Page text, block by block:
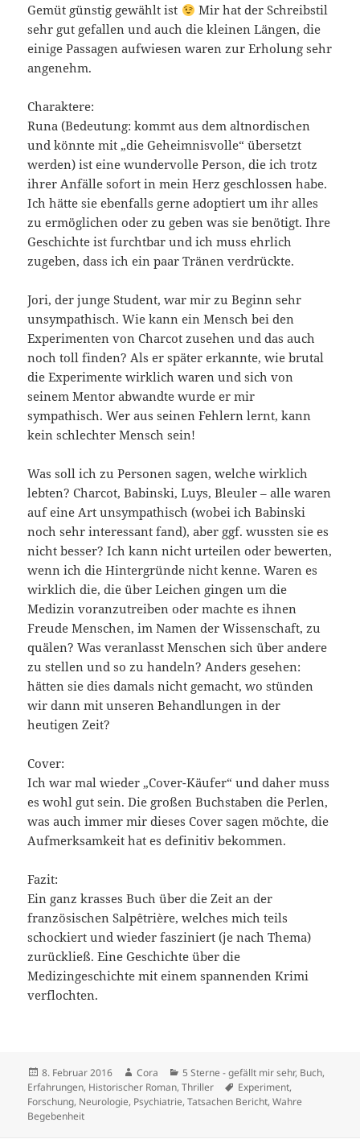
Gemüt günstig gewählt ist
Mir hat der Schreibstil
sehr gut gefallen und auch die kleinen Längen, die
einige Passagen aufwiesen waren zur Erholung sehr
angenehm.
Charaktere:
Runa (Bedeutung: kommt aus dem altnordischen
und könnte mit „die Geheimnisvolle“ übersetzt
werden) ist eine wundervolle Person, die ich trotz
ihrer Anfälle sofort in mein Herz geschlossen habe.
Ich hätte sie ebenfalls gerne adoptiert um ihr alles
zu ermöglichen oder zu geben was sie benötigt. Ihre
Geschichte ist furchtbar und ich muss ehrlich
zugeben, dass ich ein paar Tränen verdrückte.
Jori, der junge Student, war mir zu Beginn sehr
unsympathisch. Wie kann ein Mensch bei den
Experimenten von Charcot zusehen und das auch
noch toll finden? Als er später erkannte, wie brutal
die Experimente wirklich waren und sich von
seinem Mentor abwandte wurde er mir
sympathisch. Wer aus seinen Fehlern lernt, kann
kein schlechter Mensch sein!
Was soll ich zu Personen sagen, welche wirklich
lebten? Charcot, Babinski, Luys, Bleuler – alle waren
auf eine Art unsympathisch (wobei ich Babinski
noch sehr interessant fand), aber ggf. wussten sie es
nicht besser? Ich kann nicht urteilen oder bewerten,
wenn ich die Hintergründe nicht kenne. Waren es
wirklich die, die über Leichen gingen um die
Medizin voranzutreiben oder machte es ihnen
Freude Menschen, im Namen der Wissenschaft, zu
quälen? Was veranlasst Menschen sich über andere
zu stellen und so zu handeln? Anders gesehen:
hätten sie dies damals nicht gemacht, wo stünden
wir dann mit unseren Behandlungen in der
heutigen Zeit?
Cover:
Ich war mal wieder „Cover-Käufer“ und daher muss
es wohl gut sein. Die großen Buchstaben die Perlen,
was auch immer mir dieses Cover sagen möchte, die
Aufmerksamkeit hat es definitiv bekommen.
Fazit:
Ein ganz krasses Buch über die Zeit an der
französischen Salpêtrière, welches mich teils
schockiert und wieder fasziniert (je nach Thema)
zurückließ. Eine Geschichte über die
Medizingeschichte mit einem spannenden Krimi
verflochten.
Veröffentlicht
am
8. Februar 2016 Autor
Cora Kategorien
5 Sterne - gefällt mir sehr, Buch,
Erfahrungen, Historischer Roman,Thriller Schlagwörter
Experiment,
Forschung, Neurologie, Psychiatrie,Tatsachen Bericht,Wahre
Begebenheit